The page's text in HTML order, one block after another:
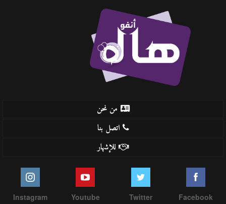
من نحن
اتصل بنا
للإشهار
Facebook
Twitter
Youtube
Instagram